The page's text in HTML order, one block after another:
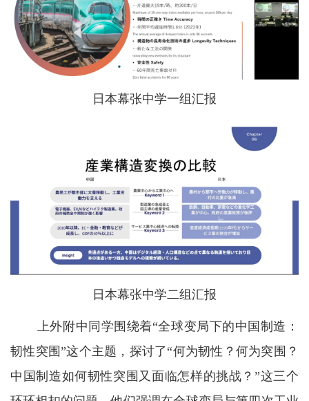
日本幕张中学一组汇报
日本幕张中学二组汇报
上外附中同学围绕着“全球变局下的中国制造：
韧性突围”这个主题，探讨了“何为韧性？何为突围？
中国制造如何韧性突围又面临怎样的挑战？”这三个